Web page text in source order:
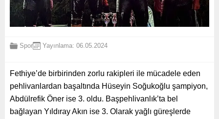
Spor Yayınlama: 06.05.2024
Fethiye’de birbirinden zorlu rakipleri ile mücadele eden
pehlivanlardan başaltında Hüseyin Soğukoğlu şampiyon,
Abdülrefik Öner ise 3. oldu. Başpehlivanlık’ta bel
bağlayan Yıldıray Akın ise 3. Olarak yağlı güreşlerde